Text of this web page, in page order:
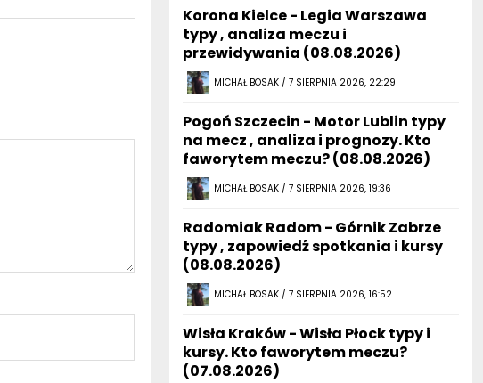
Korona Kielce - Legia Warszawa
typy , analiza meczu i
przewidywania (08.08.2026)
MICHAŁ BOSAK / 7 SIERPNIA 2026, 22:29
Pogoń Szczecin - Motor Lublin typy
na mecz , analiza i prognozy. Kto
faworytem meczu? (08.08.2026)
MICHAŁ BOSAK / 7 SIERPNIA 2026, 19:36
Radomiak Radom - Górnik Zabrze
typy , zapowiedź spotkania i kursy
(08.08.2026)
MICHAŁ BOSAK / 7 SIERPNIA 2026, 16:52
Wisła Kraków - Wisła Płock typy i
kursy. Kto faworytem meczu?
(07.08.2026)